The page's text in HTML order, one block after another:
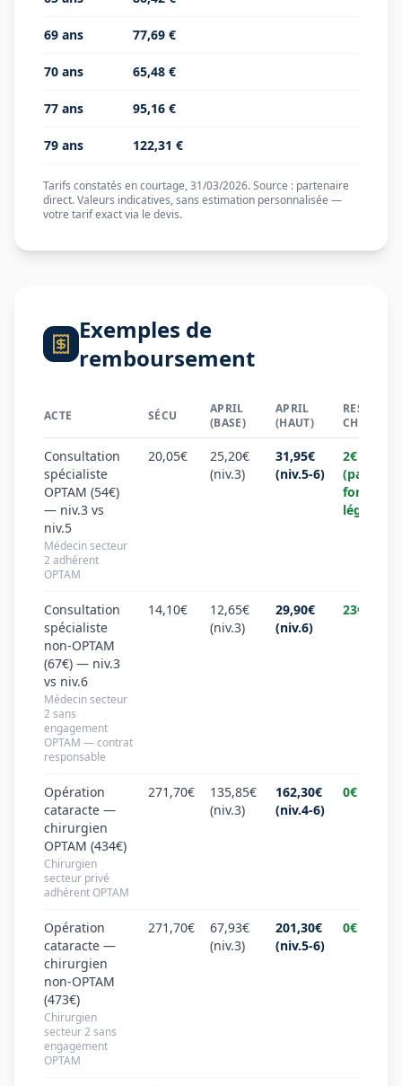
69 ans 77,69 €
70 ans 65,48 €
77 ans 95,16 €
79 ans 122,31 €
Tarifs constatés en courtage, 31/03/2026.Source : partenaire
direct.Valeurs indicatives, sans estimation personnalisée —
votre tarif exact via le devis.
Exemples de
remboursement
ACTE SÉCU
APRIL
(BASE)
APRIL
(HAUT)
RESTE À
CHARGE
Consultation
spécialiste
OPTAM (54€)
— niv.3 vs
niv.5
Médecin secteur
2 adhérent
OPTAM
20,05€
25,20€
(niv.3)
31,95€
(niv.5-6)
2€
légale)
Consultation
spécialiste
non-OPTAM
(67€) — niv.3
vs niv.6
Médecin secteur
2 sans
engagement
OPTAM — contrat
responsable
14,10€
12,65€
(niv.3)
29,90€
(niv.6)
23€
Opération
cataracte —
chirurgien
OPTAM (434€)
Chirurgien
secteur privé
adhérent OPTAM
271,70€
135,85€
(niv.3)
162,30€
(niv.4-6)
0€
Opération
cataracte —
chirurgien
non-OPTAM
(473€)
Chirurgien
secteur 2 sans
engagement
OPTAM
271,70€
67,93€
(niv.3)
201,30€
(niv.5-6)
0€